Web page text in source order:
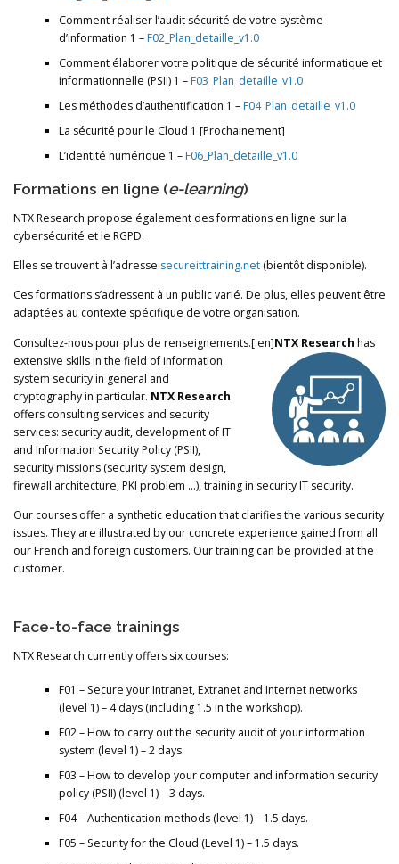
Comment réaliser l’audit sécurité de votre système
d’information 1 –F02_Plan_detaille_v1.0
Comment élaborer votre politique de sécurité informatique et
informationnelle (PSII) 1 –F03_Plan_detaille_v1.0
Les méthodes d’authentification 1 –F04_Plan_detaille_v1.0
La sécurité pour le Cloud 1 [Prochainement]
L’identité numérique 1 –F06_Plan_detaille_v1.0
Formations en ligne (e-learning)
NTX Research propose également des formations en ligne sur la
cybersécurité et le RGPD.
Elles se trouvent à l’adresse secureittraining.net (bientôt disponible).
Ces formations s’adressent à un public varié. De plus, elles peuvent être
adaptées au contexte spécifique de votre organisation.
Consultez-nous pour plus de renseignements.[:en]NTX Research has
extensive skills in the field of information
system security in general and
cryptography in particular. NTX Research
offers consulting services and security
services: security audit, development of IT
and Information Security Policy (PSII),
security missions (security system design,
firewall architecture, PKI problem …), training in securityIT security.
Our courses offer a synthetic education that clarifies the various security
issues. They are illustrated by our concrete experience gained from all
our French and foreign customers. Our training can be provided at the
customer.
Face-to-face trainings
NTX Research currently offers six courses:
F01 – Secure your Intranet, Extranet and Internet networks
(level 1) – 4 days (including 1.5 in the workshop).
F02 – How to carry out the security audit of your information
system (level 1) – 2 days.
F03 – How to develop your computer and information security
policy (PSII) (level 1) – 3 days.
F04 – Authentication methods (level 1) – 1.5 days.
F05 – Security for the Cloud (Level 1) – 1.5 days.